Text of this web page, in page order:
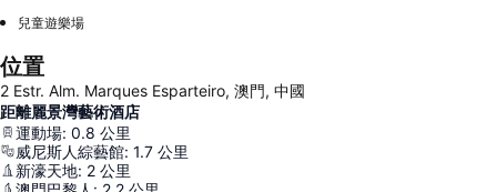
兒童遊樂場
位置
2 Estr. Alm. Marques Esparteiro, 澳門, 中國
距離麗景灣藝術酒店
運動場: 0.8 公里
威尼斯人綜藝館: 1.7 公里
新濠天地: 2 公里